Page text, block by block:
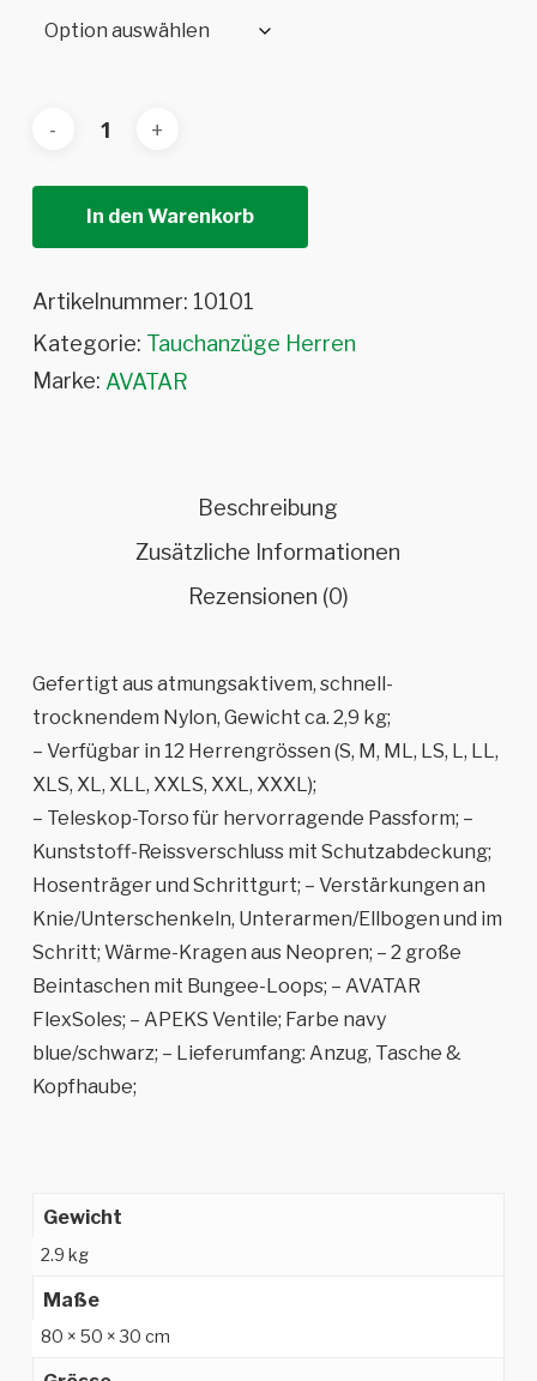
In den Warenkorb
Artikelnummer: 10101
Kategorie: Tauchanzüge Herren
Marke: AVATAR
Beschreibung
Zusätzliche Informationen
Rezensionen (0)
Gefertigt aus atmungsaktivem, schnell-
trocknendem Nylon, Gewicht ca. 2,9 kg;
– Verfügbar in 12 Herrengrössen (S, M, ML, LS, L, LL,
XLS, XL, XLL, XXLS, XXL, XXXL);
– Teleskop-Torso für hervorragende Passform; –
Kunststoff-Reissverschluss mit Schutzabdeckung;
Hosenträger und Schrittgurt; – Verstärkungen an
Knie/Unterschenkeln, Unterarmen/Ellbogen und im
Schritt; Wärme-Kragen aus Neopren; – 2 große
Beintaschen mit Bungee-Loops; – AVATAR
FlexSoles; – APEKS Ventile; Farbe navy
blue/schwarz; – Lieferumfang: Anzug, Tasche &
Kopfhaube;
Gewicht
2.9 kg
Maße
80 × 50 × 30 cm